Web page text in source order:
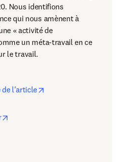
Nous identifions
qui nous amènent à
« activité de
un méta-travail en ce
le travail.
de l'article